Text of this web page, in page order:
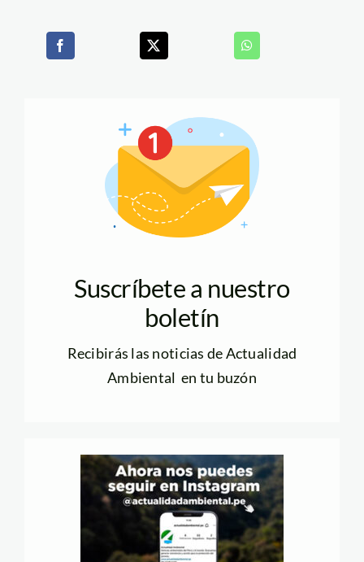
Suscríbete a nuestro
boletín
Recibirás las noticias de Actualidad
Ambiental en tu buzón